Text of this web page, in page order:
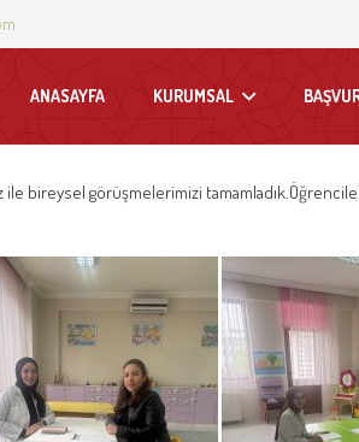
ANASAYFA KURUMSAL
bireysel görüşmelerimizi